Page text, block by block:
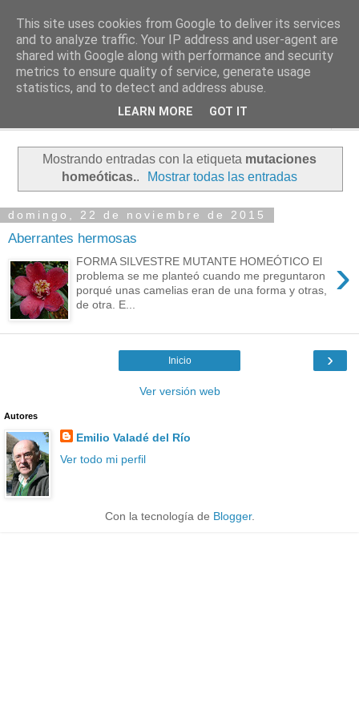
PASEANTE SILENCIOSO
Blog personal de Emilio Valadé del Río
Mostrando entradas con la etiqueta mutaciones
homeóticas.. Mostrar todas las entradas
domingo, 22 de noviembre de 2015
Aberrantes hermosas
›
FORMA SILVESTRE MUTANTE HOMEÓTICO El
problema se me planteó cuando me preguntaron
porqué unas camelias eran de una forma y otras,
de otra. E...
›
Inicio
Ver versión web
Autores
Emilio Valadé del Río
Ver todo mi perfil
Con la tecnología de Blogger.
This site uses cookies from Google to deliver its services
and to analyze traffic. Your IP address and user-agent are
shared with Google along with performance and security
metrics to ensure quality of service, generate usage
statistics, and to detect and address abuse.
LEARN MORE GOT IT